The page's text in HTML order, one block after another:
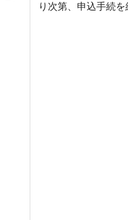
り次第、申込手続を終